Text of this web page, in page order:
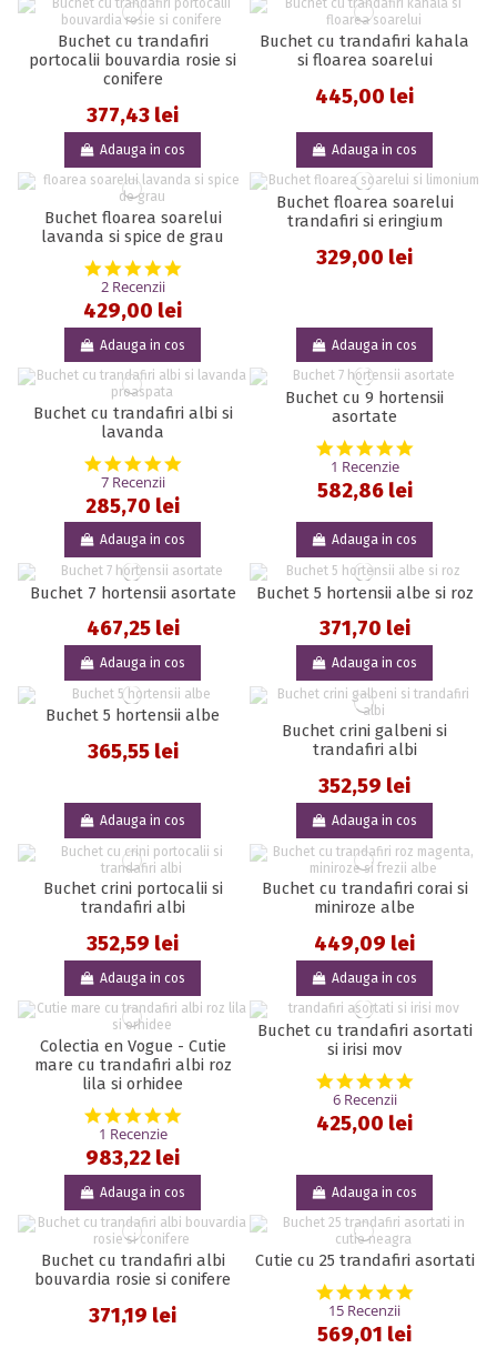
Buchet cu trandafiri
portocalii bouvardia rosie si
conifere
377,43 lei
Adauga in cos
Buchet cu trandafiri kahala
si floarea soarelui
445,00 lei
Adauga in cos
Buchet floarea soarelui
lavanda si spice de grau
5.0 star rating
2 Recenzii
429,00 lei
Adauga in cos
Buchet floarea soarelui
trandafiri si eringium
329,00 lei
Adauga in cos
Buchet cu trandafiri albi si
lavanda
5.0 star rating
7 Recenzii
285,70 lei
Adauga in cos
Buchet cu 9 hortensii
asortate
5.0 star
1 Recenzie
582,86 lei
Adauga in cos
Buchet 7 hortensii asortate
467,25 lei
Adauga in cos
Buchet 5 hortensii albe si roz
371,70 lei
Adauga in cos
Buchet 5 hortensii albe
365,55 lei
Adauga in cos
Buchet crini galbeni si
trandafiri albi
352,59 lei
Adauga in cos
Buchet crini portocalii si
trandafiri albi
352,59 lei
Adauga in cos
Buchet cu trandafiri corai si
miniroze albe
449,09 lei
Adauga in cos
Colectia en Vogue - Cutie
mare cu trandafiri albi roz
lila si orhidee
5.0 star rating
1 Recenzie
983,22 lei
Adauga in cos
Buchet cu trandafiri asortati
si irisi mov
5.0 star
6 Recenzii
425,00 lei
Adauga in cos
Buchet cu trandafiri albi
bouvardia rosie si conifere
371,19 lei
Cutie cu 25 trandafiri asortati
5.0 star
15 Recenzii
569,01 lei